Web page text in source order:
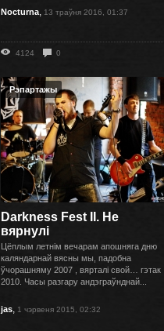
Nocturna, 13 траўня 2016, 01:37
4124 0
Рэпартажы
Darkness Fest II. Не
вярнулі
Цёплым летнім вечарам апошняга дню
каляндарнай вясны мы, падобна
ўчорашняму 2007 , вярталі свой… гэтак
2010. Часы разгару андэграўнднай...
jas, 1 чэрвеня 2015, 02:32